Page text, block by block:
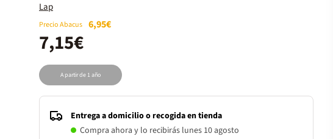
Lap
Precio Abacus 6,95€
7,15€
A partir de 1 año
Entrega a domicilio o recogida en tienda
Compra ahora y lo recibirás lunes 10 agosto